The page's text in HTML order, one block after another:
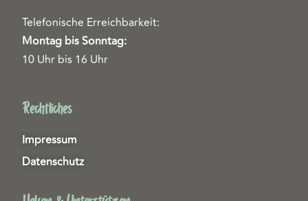
Telefonische Erreichbarkeit:
Montag bis Sonntag:
10 Uhr bis 16 Uhr
Rechtliches
Impressum
Datenschutz